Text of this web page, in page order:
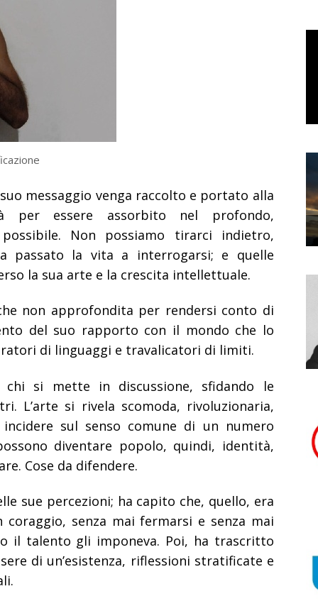
messaggio venga raccolto e portato alla
per essere assorbito nel profondo,
Non possiamo tirarci indietro,
passato la vita a interrogarsi; e quelle
la sua arte e la crescita intellettuale.
non approfondita per rendersi conto di
del suo rapporto con il mondo che lo
di linguaggi e travalicatori di limiti.
si mette in discussione, sfidando le
L’arte si rivela scomoda, rivoluzionaria,
sul senso comune di un numero
diventare popolo, quindi, identità,
Cose da difendere.
sue percezioni; ha capito che, quello, era
senza mai fermarsi e senza mai
il talento gli imponeva. Poi, ha trascritto
di un’esistenza, riflessioni stratificate e